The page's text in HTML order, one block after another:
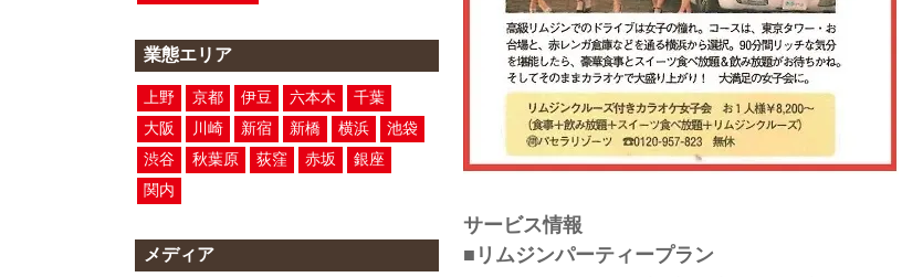
業態エリア
上野 京都 伊豆 六本木
千葉
大阪
川崎 新宿 新橋 横浜
池袋
渋谷
秋葉原 荻窪 赤坂
銀座
関内
メディア
サービス情報
■リムジンパーティープラン